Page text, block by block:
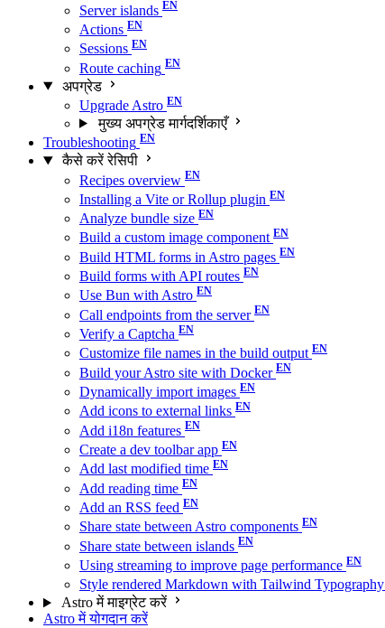
Server islands
Actions
Sessions
Route caching
अपग्रेड
Upgrade Astro
मुख्य अपग्रेड मार्गदर्शिकाएँ
Troubleshooting
कैसे करें रेसिपी
Recipes overview
Installing a Vite or Rollup plugin
Analyze bundle size
Build a custom image component
Build HTML forms in Astro pages
Build forms with API routes
Use Bun with Astro
Call endpoints from the server
Verify a Captcha
Customize file names in the build output
Build your Astro site with Docker
Dynamically import images
Add icons to external links
Add i18n features
Create a dev toolbar app
Add last modified time
Add reading time
Add an RSS feed
Share state between Astro components
Share state between islands
Using streaming to improve page performance
Style rendered Markdown with Tailwind Typography
Astro में माइग्रेट करें
Astro में योगदान करें